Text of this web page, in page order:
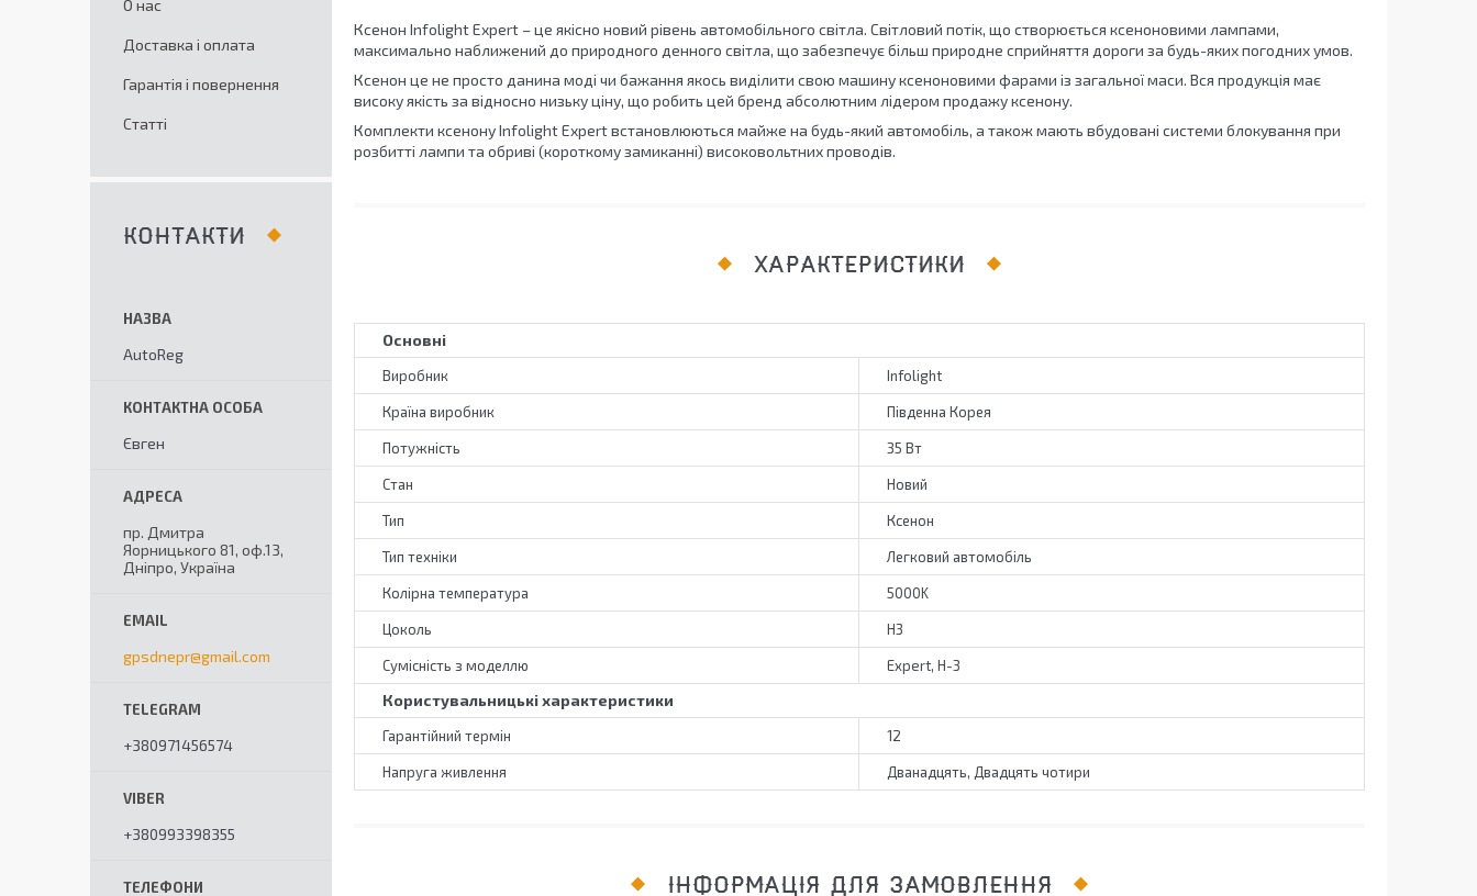
Ксенон Infolight Expert – це якісно новий рівень автомобільного світла. Світловий потік, що створюється ксеноновими лампами,
максимально наближений до природного денного світла, що забезпечує більш природне сприйняття дороги за будь-яких погодних умов.
Ксенон це не просто данина моді чи бажання якось виділити свою машину ксеноновими фарами із загальної маси. Вся продукція має
високу якість за відносно низьку ціну, що робить цей бренд абсолютним лідером продажу ксенону.
Комплекти ксенону Infolight Expert встановлюються майже на будь-який автомобіль, а також мають вбудовані системи блокування при
розбитті лампи та обриві (короткому замиканні) високовольтних проводів.
ХАРАКТЕРИСТИКИ
Основні
Виробник Infolight
Країна виробник Південна Корея
Потужність 35 Вт
Стан Новий
Тип Ксенон
Тип техніки Легковий автомобіль
Колірна температура 5000K
Цоколь H3
Сумісність з моделлю Expert, H-3
Користувальницькі характеристики
Гарантійний термін 12
Напруга живлення Дванадцять, Двадцять чотири
ІНФОРМАЦІЯ ДЛЯ ЗАМОВЛЕННЯ
О нас
Доставка і оплата
Гарантія і повернення
Статті
КОНТАКТИ
AutoReg
Євген
пр. Дмитра
Яорницького 81, оф.13,
Дніпро, Україна
gpsdnepr@gmail.com
+380971456574
+380993398355